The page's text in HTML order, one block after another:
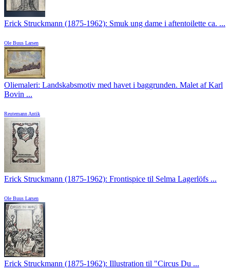
Erick Struckmann (1875-1962): Smuk ung dame i aftentoilette ca. ...
Ole Buus Larsen
Oliemaleri: Landskabsmotiv med havet i baggrunden. Malet af Karl
Bovin ...
Reutemann Antik
Erick Struckmann (1875-1962): Frontispice til Selma Lagerlöfs ...
Ole Buus Larsen
Erick Struckmann (1875-1962): Illustration til "Circus Du ...